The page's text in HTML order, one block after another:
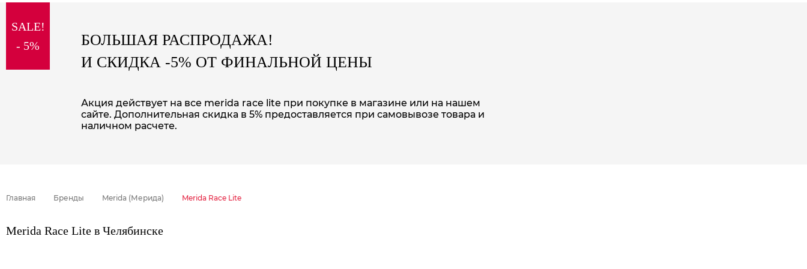
special price
SALE!
- 5%
БОЛЬШАЯ РАСПРОДАЖА!
И СКИДКА -5% ОТ ФИНАЛЬНОЙ ЦЕНЫ
Акция действует на все merida race lite при покупке в магазине или на нашем
сайте. Дополнительная скидка в 5% предоставляется при самовывозе товара и
наличном расчете.
Главная Бренды Merida (Мерида) Merida Race Lite
Merida Race Lite в Челябинске